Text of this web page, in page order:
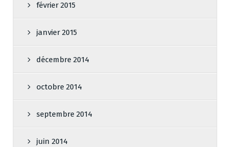
février 2015
janvier 2015
décembre 2014
octobre 2014
septembre 2014
juin 2014